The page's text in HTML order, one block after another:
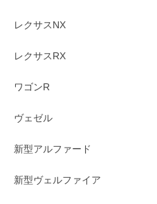
レクサスNX
レクサスRX
ワゴンR
ヴェゼル
新型アルファード
新型ヴェルファイア